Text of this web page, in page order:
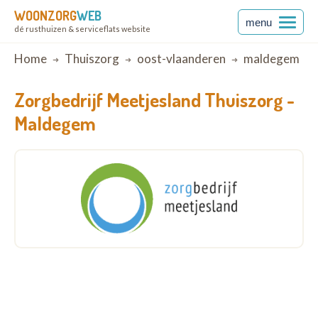
WOONZORGWEB
dé rusthuizen & serviceflats website
menu
Breadcrumb
Home Thuiszorg oost-vlaanderen maldegem
Zorgbedrijf Meetjesland Thuiszorg -
Maldegem